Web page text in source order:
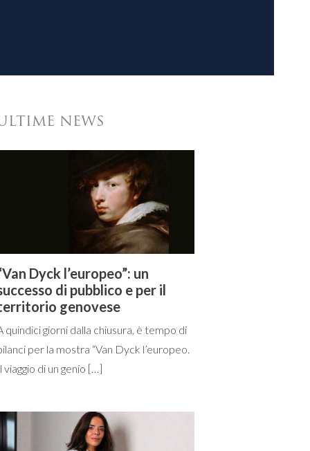
NEWS
Dyck l’europeo”: un
di pubblico e per il
genovese
quindici giorni dalla chiusura, è tempo di
per la mostra “Van Dyck l’europeo.
viaggio di un genio […]